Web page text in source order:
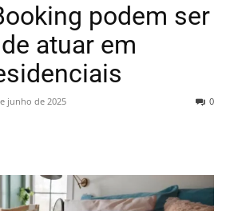
podem ser
atuar em
junho de 2025 0